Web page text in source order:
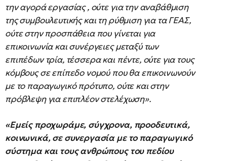
την αγορά εργασίας , ούτε για την αναβάθμιση
της συμβουλευτικής και τη ρύθμιση για τα ΓΕΑΣ,
ούτε στην προσπάθεια που γίνεται για
επικοινωνία και συνέργειες μεταξύ των
επιπέδων τρία, τέσσερα και πέντε, ούτε για τους
κόμβους σε επίπεδο νομού που θα επικοινωνούν
με το παραγωγικό πρότυπο, ούτε και στην
πρόβλεψη για επιπλέον στελέχωση».
«Εμείς προχωράμε, σύγχρονα, προοδευτικά,
κοινωνικά, σε συνεργασία με το παραγωγικό
σύστημα και τους ανθρώπους του πεδίου